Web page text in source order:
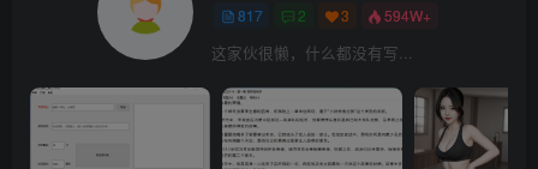
817 2 3 594W+
这家伙很懒，什么都没有写...